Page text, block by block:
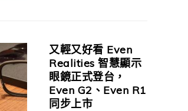
又輕又好看 Even
Realities 智慧顯示
眼鏡正式登台，
Even G2、Even R1
同步上市